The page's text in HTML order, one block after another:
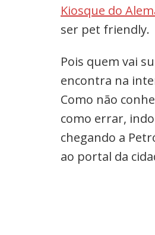
Kiosque do
ser pet friendly.
Pois quem vai
encontra na
Como não
como errar,
chegando a
ao portal da